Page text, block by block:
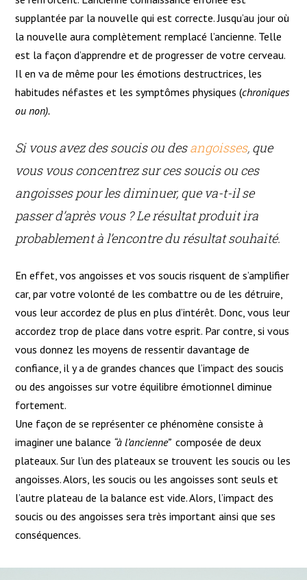
supplantée par la nouvelle qui est correcte. Jusqu’au jour où
la nouvelle aura complètement remplacé l’ancienne. Telle
est la façon d’apprendre et de progresser de votre cerveau.
Il en va de même pour les émotions destructrices, les
habitudes néfastes et les symptômes physiques (chroniques
ou non).
Si vous avez des soucis ou desangoisses, que
vous vous concentrez sur ces soucis ou ces
angoisses pour les diminuer, que va-t-il se
passer d’après vous ? Le résultat produit ira
probablement à l’encontre du résultat souhaité.
En effet, vos angoisses et vos soucis risquent de s’amplifier
car, par votre volonté de les combattre ou de les détruire,
vous leur accordez de plus en plus d’intérêt. Donc, vous leur
accordez trop de place dans votre esprit. Par contre, si vous
vous donnez les moyens de ressentir davantage de
confiance, il y a de grandes chances que l’impact des soucis
ou des angoisses sur votre équilibre émotionnel diminue
fortement.
Une façon de se représenter ce phénomène consiste à
imaginer une balance “à l’ancienne”composée de deux
plateaux. Sur l’un des plateaux se trouvent les soucis ou les
angoisses. Alors, les soucis ou les angoisses sont seuls et
l’autre plateau de la balance est vide. Alors, l’impact des
soucis ou des angoisses sera très important ainsi que ses
conséquences.